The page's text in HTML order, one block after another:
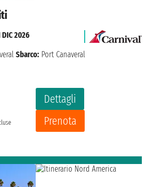
Dettagli
Prenota
DIC 2026
Sbarco: Port Canaveral